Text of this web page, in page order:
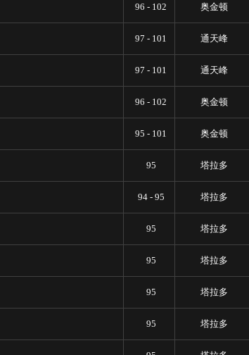
96 - 102 奥金顿
97 - 101 通天峰
97 - 101 通天峰
96 - 102 奥金顿
95 - 101 奥金顿
95 塔拉多
94 - 95 塔拉多
95 塔拉多
95 塔拉多
95 塔拉多
95 塔拉多